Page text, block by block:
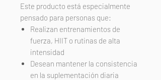
Este producto está especialmente
pensado para personas que:
Realizan entrenamientos de
fuerza, HIIT o rutinas de alta
intensidad
Desean mantener la consistencia
en la suplementación diaria